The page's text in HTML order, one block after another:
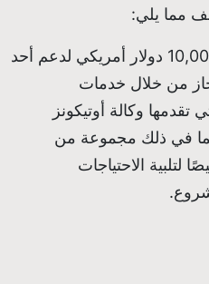
مما يلي:
منحة بقيمة تصل إلى 10,000 دولار أمريكي لدعم أحد
من خلال خدمات
تقدمها وكالة أوتيكونز
في ذلك مجموعة من
الاحتياجات